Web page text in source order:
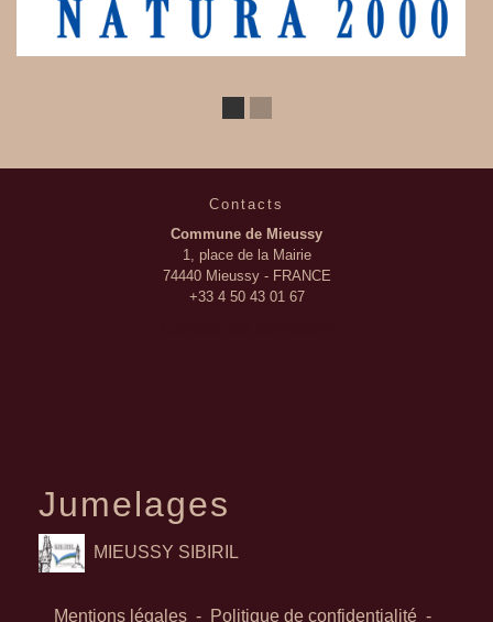
Contacts
Commune de Mieussy
1, place de la Mairie
74440 Mieussy - FRANCE
+33 4 50 43 01 67
Jumelages
MIEUSSY SIBIRIL
Mentions légales - Politique de confidentialité -